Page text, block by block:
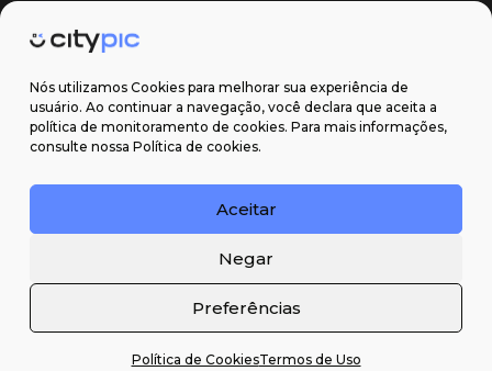
Nós utilizamos Cookies para melhorar sua experiência de
usuário. Ao continuar a navegação, você declara que aceita a
política de monitoramento de cookies. Para mais informações,
consulte nossa Política de cookies.
Aceitar
Negar
Preferências
Política de CookiesTermos de Uso
Contrato de licença
Suporte
Email: contato@citypic.com.br